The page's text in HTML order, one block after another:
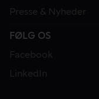
Presse & Nyheder
FØLG OS
Facebook
LinkedIn